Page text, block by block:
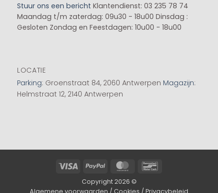
Stuur ons een bericht Klantendienst: 03 235 78 74
Maandag t/m zaterdag: 09u30 - 18u00 Dinsdag :
Gesloten Zondag en Feestdagen: 10u00 - 18u00
LOCATIE
Parking: Groenstraat 84, 2060 Antwerpen Magazijn:
Helmstraat 12, 2140 Antwerpen
Visa PayPal MasterCard
Copyright 2026 ©